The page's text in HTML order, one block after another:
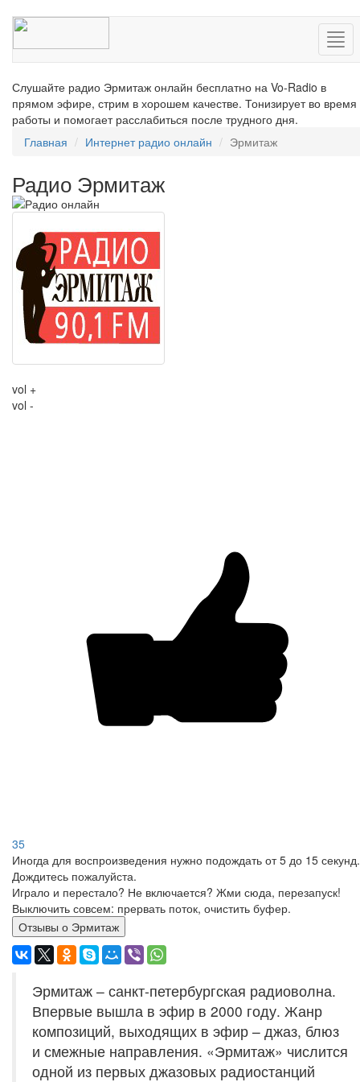
Слушайте радио Эрмитаж онлайн бесплатно на Vo-Radio в
прямом эфире, стрим в хорошем качестве. Тонизирует во время
работы и помогает расслабиться после трудного дня.
Главная
Интернет радио онлайн Эрмитаж
Радио Эрмитаж
vol +
vol -
35
Иногда для воспроизведения нужно подождать от 5 до 15 секунд.
Дождитесь пожалуйста.
Играло и перестало? Не включается? Жми сюда, перезапуск!
Выключить совсем: прервать поток, очистить буфер.
Отзывы о Эрмитаж
Эрмитаж – санкт-петербургская радиоволна.
Впервые вышла в эфир в 2000 году. Жанр
композиций, выходящих в эфир – джаз, блюз
и смежные направления. «Эрмитаж» числится
одной из первых джазовых радиостанций